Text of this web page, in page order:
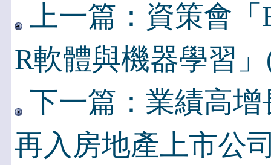
上一篇：資策會
R軟體與機器學習
下一篇：業績高
再入房地產上市公